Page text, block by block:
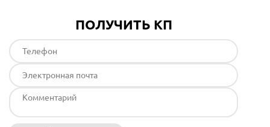
ПОЛУЧИТЬ КП